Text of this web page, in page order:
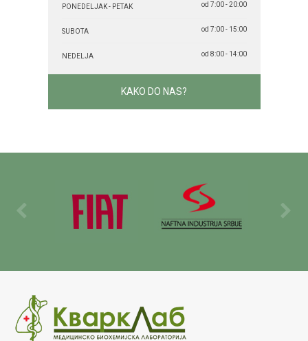
PONEDELJAK - PETAK od 7:00 - 20:00
SUBOTA od 7:00 - 15:00
NEDELJA od 8:00 - 14:00
KAKO DO NAS?